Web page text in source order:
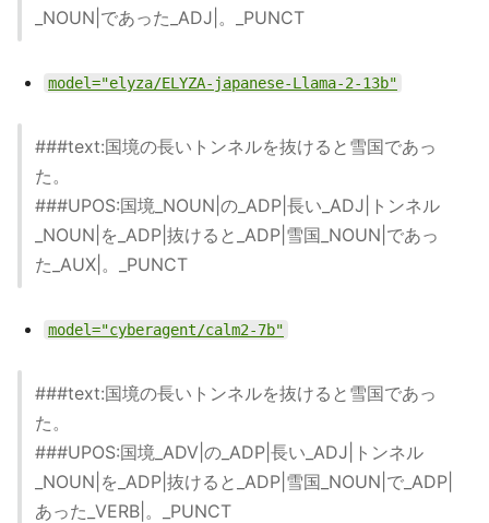
_NOUN|であった_ADJ|。_PUNCT
model="elyza/ELYZA-japanese-Llama-2-13b"
###text:国境の長いトンネルを抜けると雪国であっ
た。
###UPOS:国境_NOUN|の_ADP|長い_ADJ|トンネル
_NOUN|を_ADP|抜けると_ADP|雪国_NOUN|であっ
た_AUX|。_PUNCT
model="cyberagent/calm2-7b"
###text:国境の長いトンネルを抜けると雪国であっ
た。
###UPOS:国境_ADV|の_ADP|長い_ADJ|トンネル
_NOUN|を_ADP|抜けると_ADP|雪国_NOUN|で_ADP|
あった_VERB|。_PUNCT